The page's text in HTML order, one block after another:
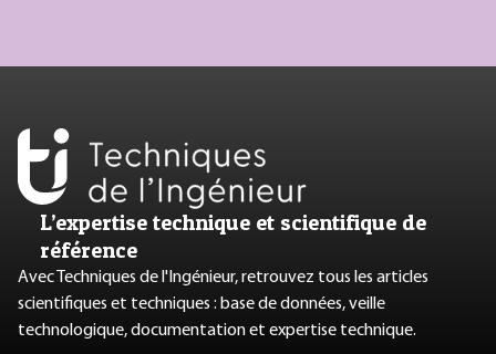
L’expertise technique et scientifique de
référence
Avec Techniques de l'Ingénieur, retrouvez tous les articles
scientifiques et techniques : base de données, veille
technologique, documentation et expertise technique.